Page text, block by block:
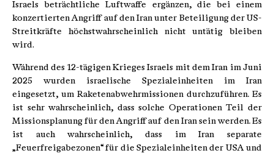
Israels beträchtliche Luftwaffe ergänzen, die bei einem
konzertierten Angriff auf den Iran unter Beteiligung der US-
Streitkräfte höchstwahrscheinlich nicht untätig bleiben
wird.
Während des 12-tägigen Krieges Israels mit dem Iran im Juni
2025 wurden israelische Spezialeinheiten im Iran
eingesetzt, um Raketenabwehrmissionen durchzuführen. Es
ist sehr wahrscheinlich, dass solche Operationen Teil der
Missionsplanung für den Angriff auf den Iran sein werden. Es
ist auch wahrscheinlich, dass im Iran separate
„Feuerfreigabezonen“ für die Spezialeinheiten der USA und